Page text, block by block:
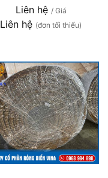
Liên hệ / Giá
Liên hệ (đơn tối thiểu)